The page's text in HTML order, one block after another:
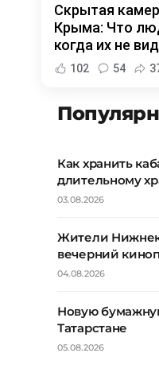
Скрытая
Крыма: Что
когда их не
102 54
Как хранить
длительному
03.08.2026
Жители
вечерний
04.08.2026
Новую
Татарстане
05.08.2026